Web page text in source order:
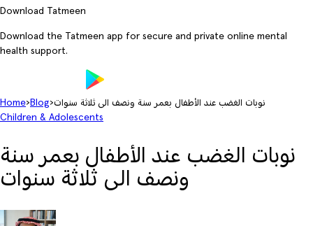
Download Tatmeen
Download the Tatmeen app for secure and private online mental
health support.
Home› Blog›نوبات الغضب عند الأطفال بعمر سنة ونصف الى ثلاثة سنوات
Children & Adolescents
نوبات الغضب عند الأطفال بعمر سنة
ونصف الى ثلاثة سنوات